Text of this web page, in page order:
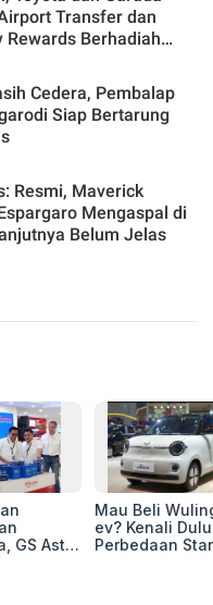
Transfer dan
Rewards Berhadiah
Cedera, Pembalap
Siap Bertarung
Resmi, Maverick
Mengaspal di
Belum Jelas
GS Astra
Mau Beli
ev? Kenali Dulu
Perbedaan